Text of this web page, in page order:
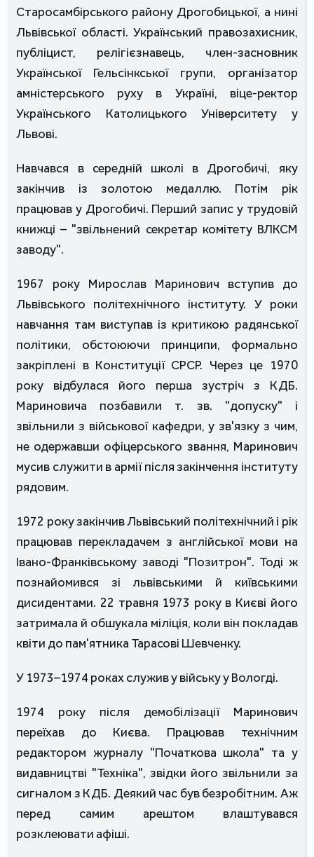
Старосамбірського району Дрогобицької, а нині
Львівської області. Український правозахисник,
публіцист, релігієзнавець, член-засновник
Української Гельсінкської групи, організатор
амністерського руху в Україні, віце-ректор
Українського Католицького Університету у
Львові.
Навчався в середній школі в Дрогобичі, яку
закінчив із золотою медаллю. Потім рік
працював у Дрогобичі. Перший запис у трудовій
книжці – "звільнений секретар комітету ВЛКСМ
заводу".
1967 року Мирослав Маринович вступив до
Львівського політехнічного інституту. У роки
навчання там виступав із критикою радянської
політики, обстоюючи принципи, формально
закріплені в Конституції СРСР. Через це 1970
року відбулася його перша зустріч з КДБ.
Мариновича позбавили т. зв. "допуску" і
звільнили з військової кафедри, у зв'язку з чим,
не одержавши офіцерського звання, Маринович
мусив служити в армії після закінчення інституту
рядовим.
1972 року закінчив Львівський політехнічний і рік
працював перекладачем з англійської мови на
Івано-Франківському заводі "Позитрон". Тоді ж
познайомився зі львівськими й київськими
дисидентами. 22 травня 1973 року в Києві його
затримала й обшукала міліція, коли він покладав
квіти до пам'ятника Тарасові Шевченку.
У 1973–1974 роках служив у війську у Вологді.
1974 року після демобілізації Маринович
переїхав до Києва. Працював технічним
редактором журналу "Початкова школа" та у
видавництві "Техніка", звідки його звільнили за
сигналом з КДБ. Деякий час був безробітним. Аж
перед самим арештом влаштувався
розклеювати афіші.